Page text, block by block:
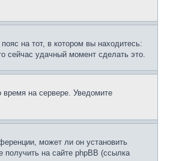
на тот, в котором вы находитесь:
сейчас удачный момент сделать это.
время на сервере. Уведомите
может ли он установить
на сайте phpBB (ссылка